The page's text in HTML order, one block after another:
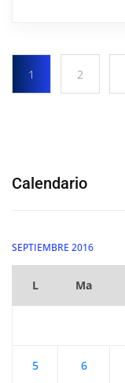
1 2
Calendario
SEPTIEMBRE 2016
L Ma
5 6